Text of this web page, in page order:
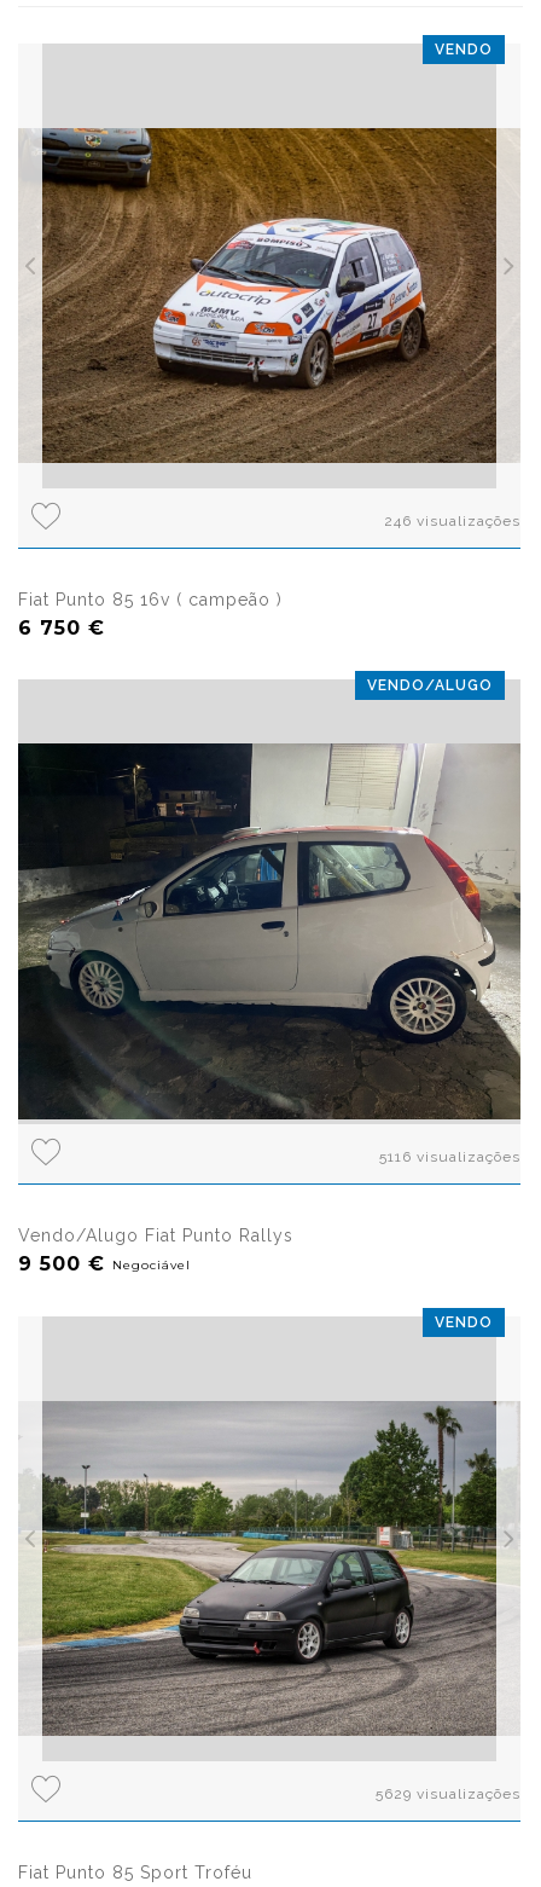
VENDO
246 visualizações
Fiat Punto 85 16v ( campeão )
6 750 €
VENDO/ALUGO
5116 visualizações
Vendo/Alugo Fiat Punto Rallys
9 500 € Negociável
VENDO
5629 visualizações
Fiat Punto 85 Sport Troféu